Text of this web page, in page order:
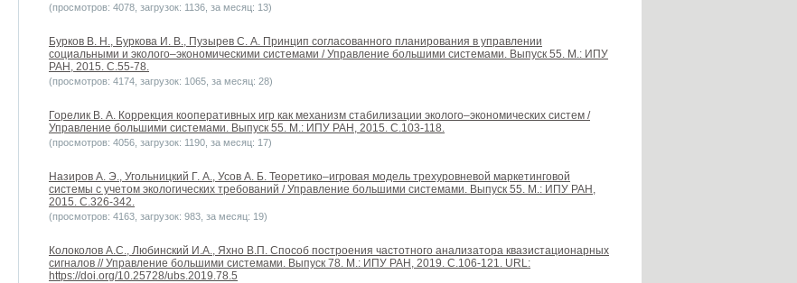
(просмотров: 4078, загрузок: 1136, за месяц: 13)
Бурков В. Н., Буркова И. В., Пузырев С. А. Принцип согласованного планирования в управлении
социальными и эколого–экономическими системами / Управление большими системами. Выпуск 55. М.: ИПУ
РАН, 2015. С.55-78.
(просмотров: 4174, загрузок: 1065, за месяц: 28)
Горелик В. А. Коррекция кооперативных игр как механизм стабилизации эколого–экономических систем /
Управление большими системами. Выпуск 55. М.: ИПУ РАН, 2015. С.103-118.
(просмотров: 4056, загрузок: 1190, за месяц: 17)
Назиров А. Э., Угольницкий Г. А., Усов А. Б. Теоретико–игровая модель трехуровневой маркетинговой
системы с учетом экологических требований / Управление большими системами. Выпуск 55. М.: ИПУ РАН,
2015. С.326-342.
(просмотров: 4163, загрузок: 983, за месяц: 19)
Колоколов А.С., Любинский И.А., Яхно В.П. Способ построения частотного анализатора квазистационарных
сигналов // Управление большими системами. Выпуск 78. М.: ИПУ РАН, 2019. С.106-121. URL:
https://doi.org/10.25728/ubs.2019.78.5